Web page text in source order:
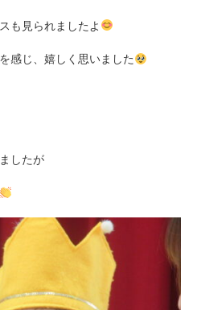
も見られましたよ
感じ、嬉しく思いました
したが